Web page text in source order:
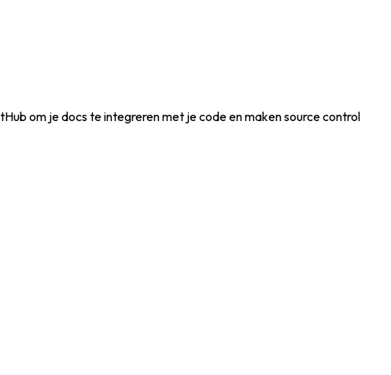
om je docs te integreren met je code en maken source control